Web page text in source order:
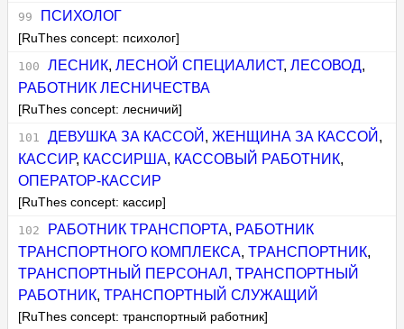
ПСИХОЛОГ
[RuThes concept: психолог]
ЛЕСНИК, ЛЕСНОЙ СПЕЦИАЛИСТ, ЛЕСОВОД,
РАБОТНИК ЛЕСНИЧЕСТВА
[RuThes concept: лесничий]
ДЕВУШКА ЗА КАССОЙ , ЖЕНЩИНА ЗА КАССОЙ ,
КАССИР, КАССИРША, КАССОВЫЙ РАБОТНИК,
ОПЕРАТОР-КАССИР
[RuThes concept: кассир]
РАБОТНИК ТРАНСПОРТА, РАБОТНИК
ТРАНСПОРТНОГО КОМПЛЕКСА,ТРАНСПОРТНИК,
ТРАНСПОРТНЫЙ ПЕРСОНАЛ ,ТРАНСПОРТНЫЙ
РАБОТНИК,ТРАНСПОРТНЫЙ СЛУЖАЩИЙ
[RuThes concept: транспортный работник]